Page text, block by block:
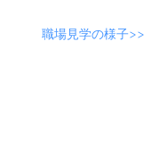
職場見学の様子>>